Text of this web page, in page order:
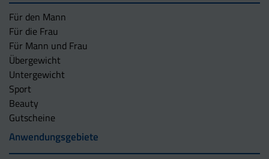
Für den Mann
Für die Frau
Für Mann und Frau
Übergewicht
Untergewicht
Sport
Beauty
Gutscheine
Anwendungsgebiete